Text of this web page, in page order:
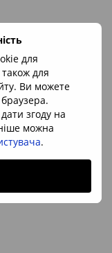
для
для
Ви можете
згоду на
можна
.
насичено-
з родоніту з
що робить їх
з
походить завдяки
нехитра
свою чарівність